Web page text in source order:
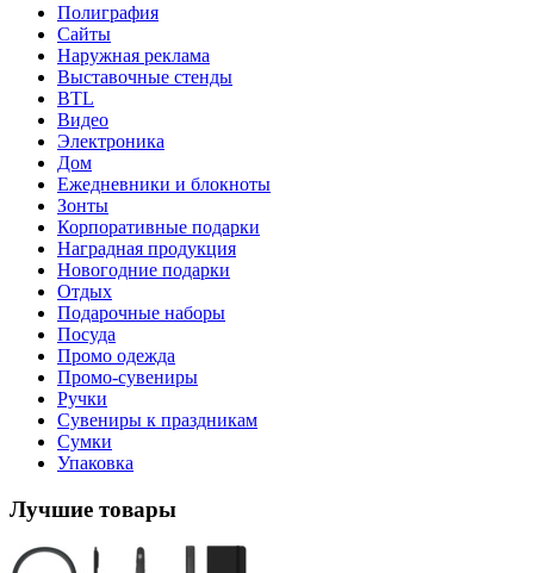
Полиграфия
Сайты
Наружная реклама
Выставочные стенды
BTL
Видео
Электроника
Дом
Ежедневники и блокноты
Зонты
Корпоративные подарки
Наградная продукция
Новогодние подарки
Отдых
Подарочные наборы
Посуда
Промо одежда
Промо-сувениры
Ручки
Сувениры к праздникам
Сумки
Упаковка
Лучшие товары